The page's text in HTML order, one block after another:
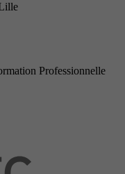
Professionnelle